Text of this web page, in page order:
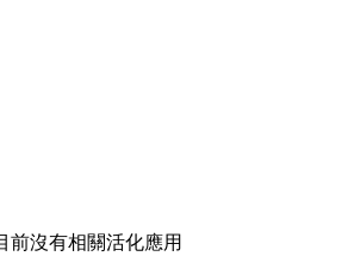
前沒有相關活化應用